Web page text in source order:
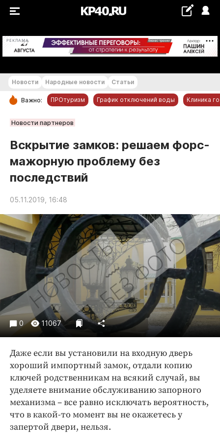
РЕКЛАМА +16...+17 °С
РУБРИКИ
Новости компаний
Статьи
Народные новости
Авто и транспорт
Благоустройство
Криминал
Культура
Недвижимость и ЖКХ
Образование
Общество
Погода
Праздники
Происшествия
Экономика и бизнес
ПРОЕКТЫ
Блоги
Издания
Медиаперсона
Новости Народные новости Статьи
Важно: ПРОтуризм График отключений воды Клиника
Новости партнеров
Вскрытие замков: решаем форс-
мажорную проблему без
последствий
05.11.2019, 16:48
0 11067
Даже если вы установили на входную дверь
хороший импортный замок, отдали копию
ключей родственникам на всякий случай, вы
уделяете внимание обслуживанию запорного
механизма – все равно исключать вероятность,
что в какой-то момент вы не окажетесь у
запертой двери, нельзя.